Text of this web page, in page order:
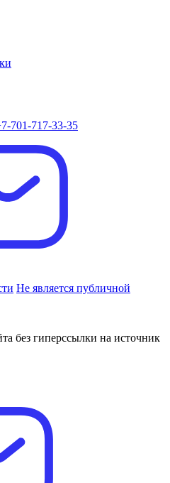
701-717-33-35
Не является публичной
без гиперссылки на источник